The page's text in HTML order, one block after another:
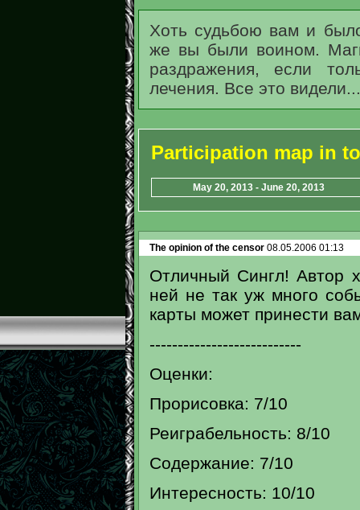
Хоть судьбою вам и
же вы были воином.
раздражения, если
лечения. Все это видели...
Participation map in
May 20, 2013 - June 20, 2013
The opinion of the censor08.05.2006 01:13
Отличный Сингл! Автор
ней не так уж много
карты может принести
---------------------------
Оценки:
Прорисовка: 7/10
Реиграбельность: 8/10
Содержание: 7/10
Интересность: 10/10